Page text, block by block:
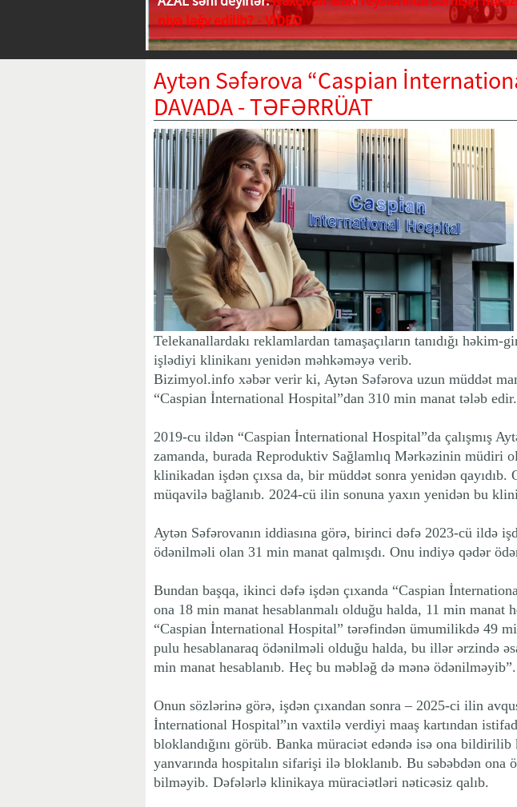
niyə ləğv edilib? - VİDEO
Aytən Səfərova “Caspian
DAVADA - TƏFƏRRÜAT
Telekanallardakı reklamlardan tamaşaçıların tanıdığı həkim-
işlədiyi klinikanı yenidən məhkəməyə verib.
Bizimyol.info xəbər verir ki, Aytən Səfərova uzun müddət
“Caspian İnternational Hospital”dan 310 min manat tələb edir.
2019-cu ildən “Caspian İnternational Hospital”da çalışmış
zamanda, burada Reproduktiv Sağlamlıq Mərkəzinin müdiri
klinikadan işdən çıxsa da, bir müddət sonra yenidən qayıdıb.
müqavilə bağlanıb. 2024-cü ilin sonuna yaxın yenidən bu
Aytən Səfərovanın iddiasına görə, birinci dəfə 2023-cü ildə
ödənilməli olan 31 min manat qalmışdı. Onu indiyə qədər
Bundan başqa, ikinci dəfə işdən çıxanda “Caspian
ona 18 min manat hesablanmalı olduğu halda, 11 min manat
“Caspian İnternational Hospital” tərəfindən ümumilikdə 49
pulu hesablanaraq ödənilməli olduğu halda, bu illər ərzində
min manat hesablanıb. Heç bu məbləğ də mənə ödənilməyib”.
Onun sözlərinə görə, işdən çıxandan sonra – 2025-ci ilin
İnternational Hospital”ın vaxtilə verdiyi maaş kartından
bloklandığını görüb. Banka müraciət edəndə isə ona
yanvarında hospitalın sifarişi ilə bloklanıb. Bu səbəbdən ona
bilməyib. Dəfələrlə klinikaya müraciətləri nəticəsiz qalıb.